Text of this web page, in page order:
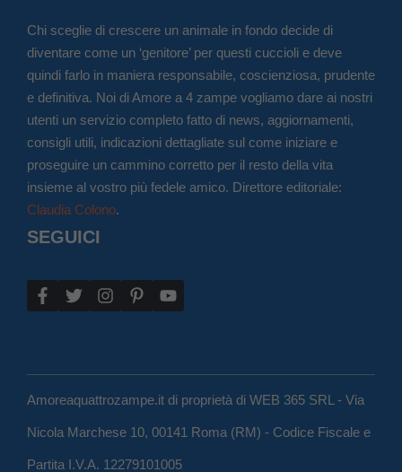
Chi sceglie di crescere un animale in fondo decide di
diventare come un ‘genitore’ per questi cuccioli e deve
quindi farlo in maniera responsabile, coscienziosa, prudente
e definitiva. Noi di Amore a 4 zampe vogliamo dare ai nostri
utenti un servizio completo fatto di news, aggiornamenti,
consigli utili, indicazioni dettagliate sul come iniziare e
proseguire un cammino corretto per il resto della vita
insieme al vostro più fedele amico. Direttore editoriale:
Claudia Colono.
SEGUICI
Amoreaquattrozampe.it di proprietà di WEB 365 SRL - Via
Nicola Marchese 10, 00141 Roma (RM) - Codice Fiscale e
Partita I.V.A. 12279101005